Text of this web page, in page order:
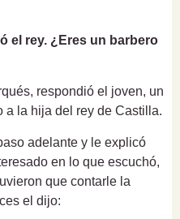
el rey. ¿Eres un barbero
respondió el joven, un
a la hija del rey de Castilla.
adelante y le explicó
en lo que escuchó,
que contarle la
el dijo: